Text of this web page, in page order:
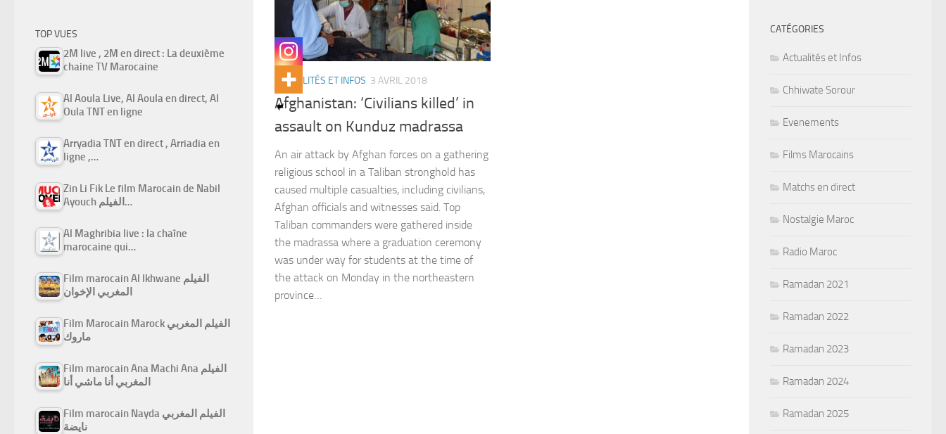
ACTUALITÉS ET INFOS 3 AVRIL 2018
Afghanistan: ‘Civilians killed’ in
assault on Kunduz madrassa
An air attack by Afghan forces on a gathering
religious school in a Taliban stronghold has
caused multiple casualties, including civilians,
Afghan officials and witnesses said. Top
Taliban commanders were gathered inside
the madrassa where a graduation ceremony
was under way for students at the time of
the attack on Monday in the northeastern
province…
TOP VUES
2M live , 2M en direct : La deuxième
chaine TV Marocaine
Al Aoula Live, Al Aoula en direct, Al
Oula TNT en ligne
Arryadia TNT en direct , Arriadia en
ligne ,…
Zin Li Fik Le film Marocain de Nabil
Ayouch الفيلم…
Al Maghribia live : la chaîne
marocaine qui…
Film marocain Al Ikhwane الفيلم
المغربي الإخوان
Film Marocain Marock الفيلم المغربي
ماروك
Film marocain Ana Machi Ana الفيلم
المغربي أنا ماشي أنا
Film marocain Nayda الفيلم المغربي
نايضة
CATÉGORIES
Actualités et Infos
Chhiwate Sorour
Evenements
Films Marocains
Matchs en direct
Nostalgie Maroc
Radio Maroc
Ramadan 2021
Ramadan 2022
Ramadan 2023
Ramadan 2024
Ramadan 2025